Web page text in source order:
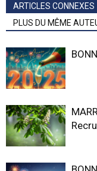
ARTICLES CONNEXES
PLUS DU MÊME